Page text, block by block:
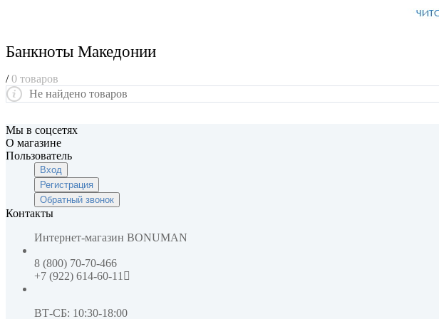
Банкноты Македонии
/ 0 товаров
Не найдено товаров
Мы в соцсетях
О магазине
Пользователь
Вход
Регистрация
Обратный звонок
Контакты
Интернет-магазин BONUMAN
8 (800) 70-70-466
+7 (922) 614-60-11
ВТ-СБ: 10:30-18:00